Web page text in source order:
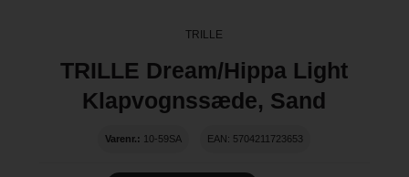
TRILLE
TRILLE Dream/Hippa Light
Klapvognssæde, Sand
Varenr.: 10-59SA EAN: 5704211723653